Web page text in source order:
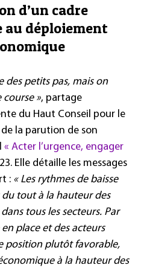
d’un cadre
au déploiement
des petits pas, mais on
course », partage
du Haut Conseil pour le
de la parution de son
« Acter l’urgence, engager
Elle détaille les messages
: « Les rythmes de baisse
du tout à la hauteur des
tous les secteurs. Par
place et des acteurs
position plutôt favorable,
à la hauteur des